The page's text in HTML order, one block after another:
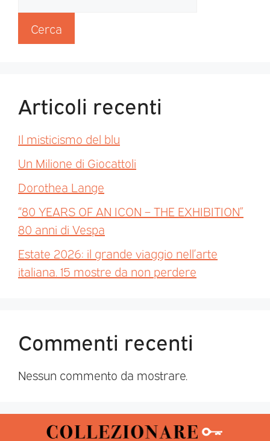
Cerca
Articoli recenti
Il misticismo del blu
Un Milione di Giocattoli
Dorothea Lange
“80 YEARS OF AN ICON – THE EXHIBITION”
80 anni di Vespa
Estate 2026: il grande viaggio nell’arte
italiana. 15 mostre da non perdere
Commenti recenti
Nessun commento da mostrare.